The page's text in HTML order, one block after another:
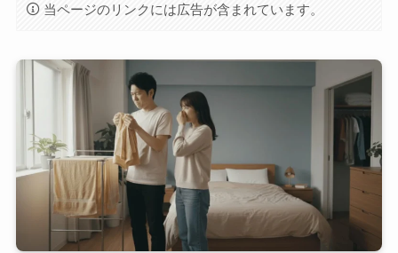
当ページのリンクには広告が含まれています。